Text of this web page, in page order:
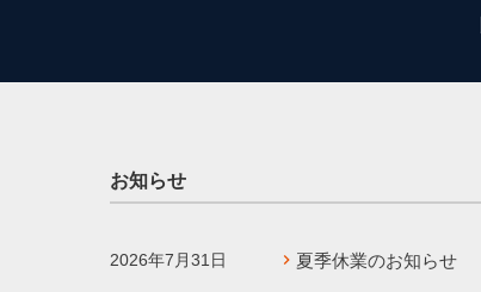
お知らせ
2026年7月31日 夏季休業のお知らせ